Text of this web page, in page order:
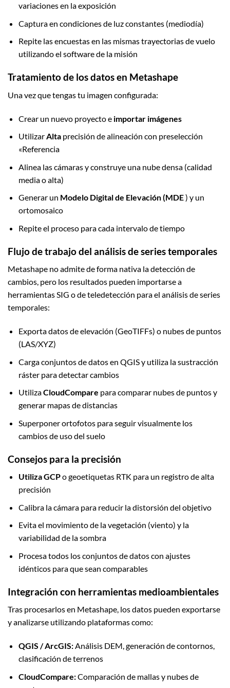
variaciones en la exposición
Captura en condiciones de luz constantes (mediodía)
Repite las encuestas en las mismas trayectorias de vuelo
utilizando el software de la misión
Tratamiento de los datos en Metashape
Una vez que tengas tu imagen configurada:
Crear un nuevo proyecto e importar imágenes
UtilizarAltaprecisión de alineación con preselección
«Referencia
Alinea las cámaras y construye una nube densa (calidad
media o alta)
Generar un Modelo Digital de Elevación (MDE) y un
ortomosaico
Repite el proceso para cada intervalo de tiempo
Flujo de trabajo del análisis de series temporales
Metashape no admite de forma nativa la detección de
cambios, pero los resultados pueden importarse a
herramientas SIG o de teledetección para el análisis de series
temporales:
Exporta datos de elevación (GeoTIFFs) o nubes de puntos
(LAS/XYZ)
Carga conjuntos de datos en QGIS y utiliza la sustracción
ráster para detectar cambios
UtilizaCloudCompare para comparar nubes de puntos y
generar mapas de distancias
Superponer ortofotos para seguir visualmente los
cambios de uso del suelo
Consejos para la precisión
Utiliza GCPo geoetiquetas RTK para un registro de alta
precisión
Calibra la cámara para reducir la distorsión del objetivo
Evita el movimiento de la vegetación (viento) y la
variabilidad de la sombra
Procesa todos los conjuntos de datos con ajustes
idénticos para que sean comparables
Integración con herramientas medioambientales
Tras procesarlos en Metashape, los datos pueden exportarse
y analizarse utilizando plataformas como:
QGIS / ArcGIS:Análisis DEM, generación de contornos,
clasificación de terrenos
CloudCompare:Comparación de mallas y nubes de